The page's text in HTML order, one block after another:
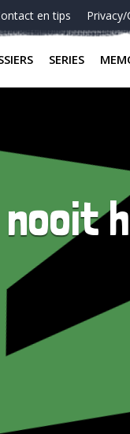
en tips
SERIES